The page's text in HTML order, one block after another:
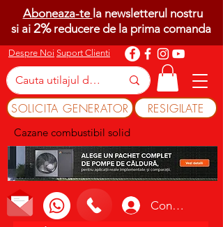
Despre Noi Suport Clienti
SOLICITA GENERATOR RESIGILATE
Cazane combustibil solid
Conectează-te
Aboneaza-te la newsletterul nostru
si ai 2%reducere de la prima comanda